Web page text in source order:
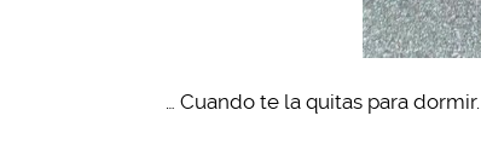
… Cuando te la quitas para dormir.